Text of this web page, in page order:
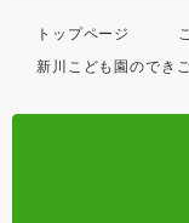
トップページ
新川こども園のでき